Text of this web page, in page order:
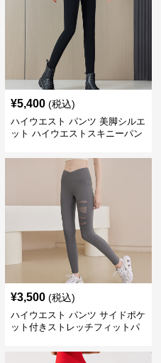
¥5,400 (税込)
ハイウエスト パンツ 美脚シルエ
ット ハイウエストスキニーパン
¥3,500 (税込)
ハイウエスト パンツ サイドポケ
ット付きストレッチフィットパ